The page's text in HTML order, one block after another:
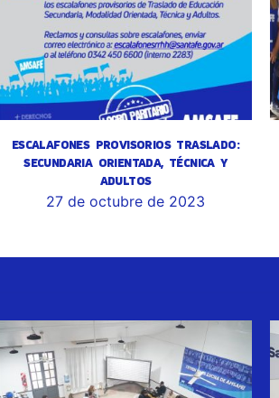
ESCALAFONES PROVISORIOS TRASLADO:
SECUNDARIA ORIENTADA, TÉCNICA Y
ADULTOS
27 de octubre de 2023